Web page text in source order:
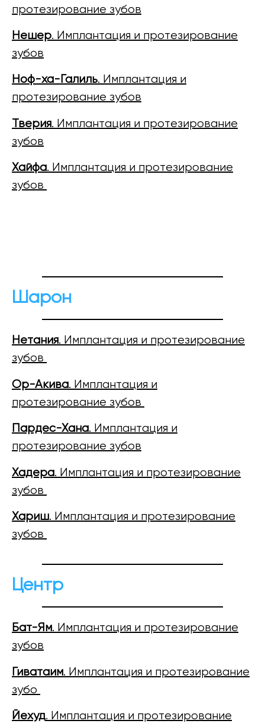
протезирование зубов
Нешер. Имплантация и протезирование
зубов
Ноф-ха-Галиль. Имплантация и
протезирование зубов
Тверия. Имплантация и протезирование
зубов
Хайфа. Имплантация и протезирование
зубов
Шарон
Нетания. Имплантация и протезирование
зубов
Ор-Акива. Имплантация и
протезирование зубов
Пардес-Хана. Имплантация и
протезирование зубов
Хадера. Имплантация и протезирование
зубов
Хариш. Имплантация и протезирование
зубов
Центр
Бат-Ям. Имплантация и протезирование
зубов
Гиватаим. Имплантация и протезирование
зубо
Йехуд. Имплантация и протезирование